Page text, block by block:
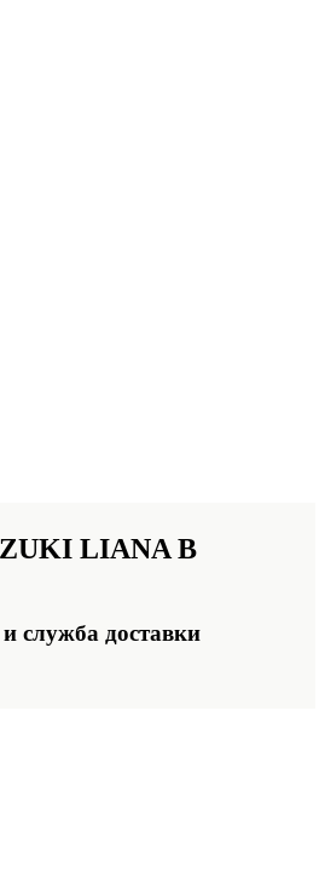
LIANA В
служба доставки